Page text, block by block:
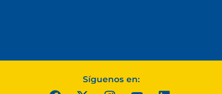
Síguenos en: